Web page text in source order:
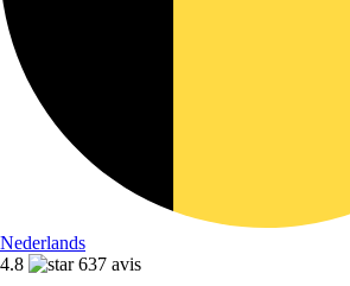
Nederlands
4.8
637 avis